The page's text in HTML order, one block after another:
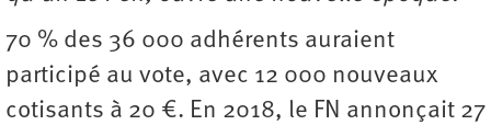
70 % des 36 000 adhérents auraient
participé au vote, avec 12 000 nouveaux
cotisants à 20 €. En 2018, le FN annonçait 27